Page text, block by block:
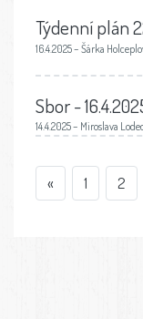
Týdenní plán
16.4.2025 – Šárka
Sbor -
14.4.2025 – Miroslava
« 1 2